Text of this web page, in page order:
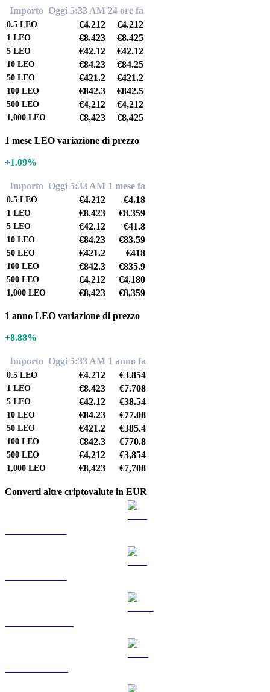
Importo Oggi 5:33 AM 24 ore fa
0.5 LEO €4.212 €4.212
1 LEO €8.423 €8.425
5 LEO €42.12 €42.12
10 LEO €84.23 €84.25
50 LEO €421.2 €421.2
100 LEO €842.3 €842.5
500 LEO €4,212 €4,212
1,000 LEO €8,423 €8,425
1 mese LEO variazione di prezzo
+1.09%
Importo Oggi 5:33 AM 1 mese fa
0.5 LEO €4.212 €4.18
1 LEO €8.423 €8.359
5 LEO €42.12 €41.8
10 LEO €84.23 €83.59
50 LEO €421.2 €418
100 LEO €842.3 €835.9
500 LEO €4,212 €4,180
1,000 LEO €8,423 €8,359
1 anno LEO variazione di prezzo
+8.88%
Importo Oggi 5:33 AM 1 anno fa
0.5 LEO €4.212 €3.854
1 LEO €8.423 €7.708
5 LEO €42.12 €38.54
10 LEO €84.23 €77.08
50 LEO €421.2 €385.4
100 LEO €842.3 €770.8
500 LEO €4,212 €3,854
1,000 LEO €8,423 €7,708
Converti altre criptovalute in EUR